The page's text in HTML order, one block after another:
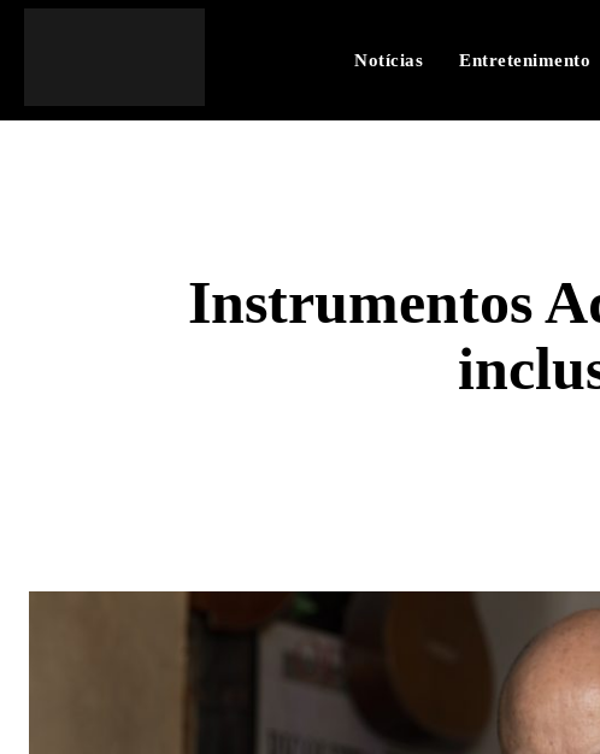
Notícias Entretenimento
Instrumentos